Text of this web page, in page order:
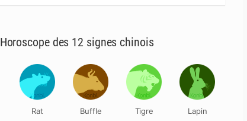
Horoscope des 12 signes chinois
Rat Buffle Tigre Lapin